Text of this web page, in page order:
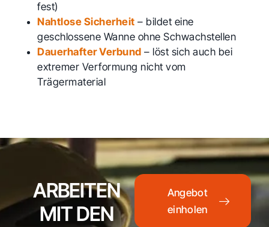
fest)
Nahtlose Sicherheit – bildet eine
geschlossene Wanne ohne Schwachstellen
Dauerhafter Verbund – löst sich auch bei
extremer Verformung nicht vom
Trägermaterial
ARBEITEN
MIT DEN
Angebot
einholen